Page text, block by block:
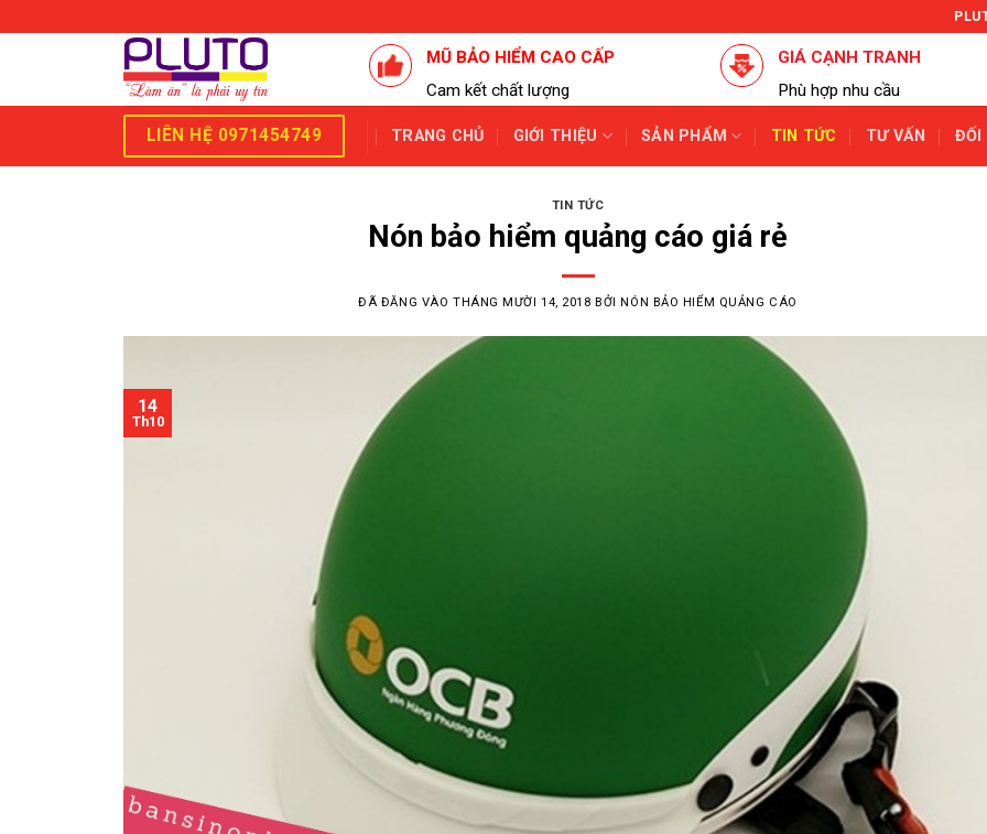
to
MŨ BẢO HIỂM CAO CẤP
Cam kết chất lượng
GIÁ CẠNH TRANH
Phù hợp nhu cầu
LIÊN HỆ 0971454749 TRANG CHỦ GIỚI THIỆU SẢN PHẨM TIN TỨC TƯ VẤN ĐỐI
TIN TỨC
Nón bảo hiểm quảng cáo giá rẻ
ĐÃ ĐĂNG VÀO THÁNG MƯỜI 14, 2018 BỞINÓN BẢO HIỂM QUẢNG CÁO
14
Th10